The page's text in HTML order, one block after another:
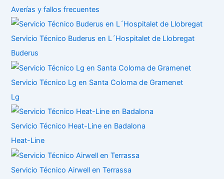
Averías y fallos frecuentes
Servicio Técnico Buderus en L´Hospitalet de Llobregat
Buderus
Servicio Técnico Lg en Santa Coloma de Gramenet
Lg
Servicio Técnico Heat-Line en Badalona
Heat-Line
Servicio Técnico Airwell en Terrassa